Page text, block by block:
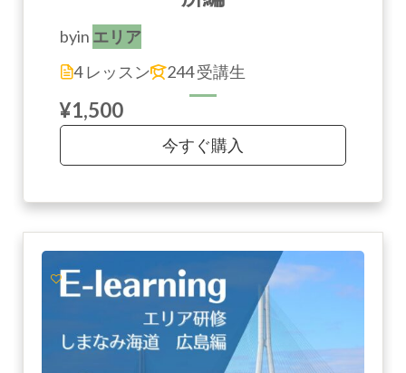
byin エリア
4 レッスン
244 受講生
¥1,500
今すぐ購入